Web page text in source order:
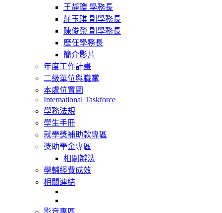
王靜瓊 學務長
莊玉琪 副學務長
陳俊榮 副學務長
歷任學務長
簡介影片
年度工作計畫
二級單位與職掌
本處位置圖
International Taskforce
學務法規
學生手冊
就學獎補助款專區
獎助學金專區
相關辦法
學輔經費成效
相關連結